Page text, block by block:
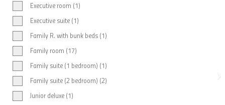
Executive room (1)
Executive suite (1)
Family R. with bunk beds (1)
Family room (17)
Family suite (1 bedroom) (1)
Family suite (2 bedroom) (2)
Junior deluxe (1)